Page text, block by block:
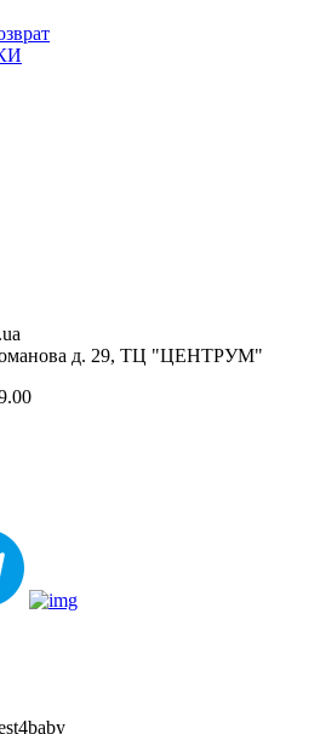
д. 29, ТЦ "ЦЕНТРУМ"